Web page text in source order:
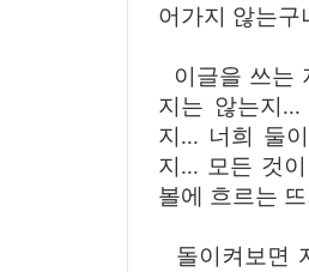
어가지 않는구
이글을 쓰는
지는 않는지
지... 너희 둘
지... 모든 것
볼에 흐르는
돌이켜보면